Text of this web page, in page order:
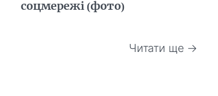
соцмережі (фото)
Читати ще →